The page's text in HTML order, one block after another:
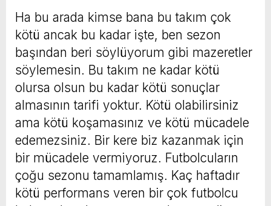
Ha bu arada kimse bana bu takım çok
kötü ancak bu kadar işte, ben sezon
başından beri söylüyorum gibi mazeretler
söylemesin. Bu takım ne kadar kötü
olursa olsun bu kadar kötü sonuçlar
almasının tarifi yoktur. Kötü olabilirsiniz
ama kötü koşamasınız ve kötü mücadele
edemezsiniz. Bir kere biz kazanmak için
bir mücadele vermiyoruz. Futbolcuların
çoğu sezonu tamamlamış. Kaç haftadır
kötü performans veren bir çok futbolcu